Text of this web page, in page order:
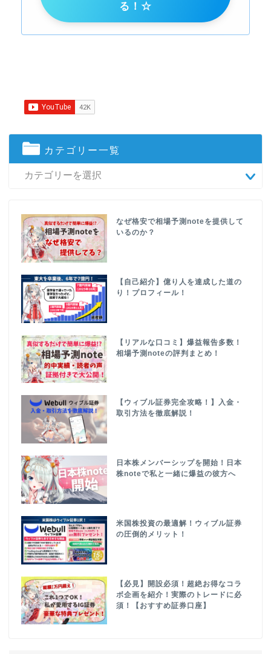
る！☆
カテゴリー一覧
なぜ格安で相場予測noteを提供して
いるのか？
【自己紹介】億り人を達成した道の
り！プロフィール！
【リアルな口コミ】爆益報告多数！
相場予測noteの評判まとめ！
【ウィブル証券完全攻略！】入金・
取引方法を徹底解説！
日本株メンバーシップを開始！日本
株noteで私と一緒に爆益の彼方へ
米国株投資の最適解！ウィブル証券
の圧倒的メリット！
【必見】開設必須！超絶お得なコラ
ボ企画を紹介！実際のトレードに必
須！【おすすめ証券口座】